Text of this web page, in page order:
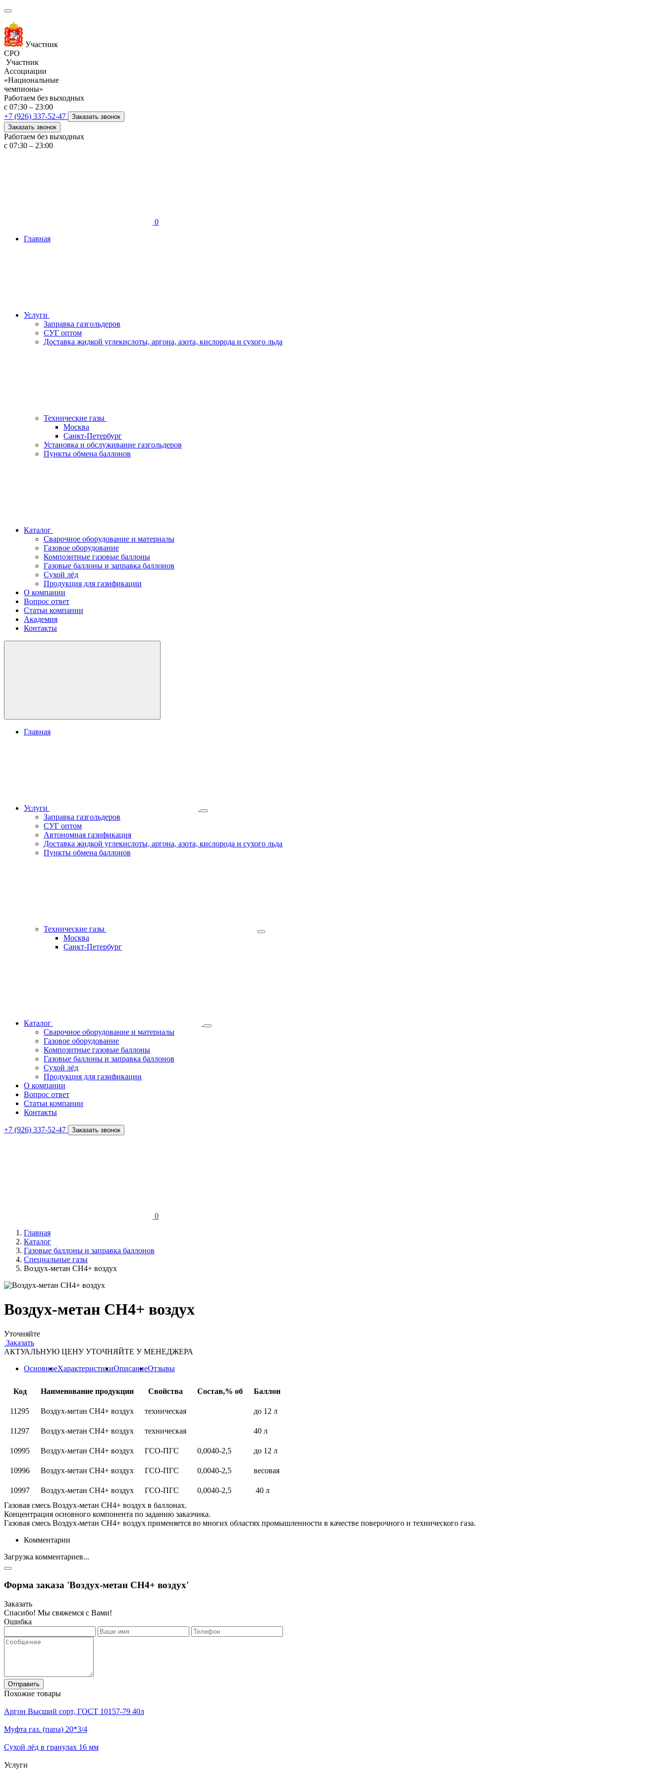
Участник
СРО
Участник
Ассоциации
«Национальные
чемпионы»
Работаем без выходных
с 07:30 – 23:00
+7 (926) 337-52-47
Заказать звонок
Заказать звонок
Работаем без выходных
с 07:30 – 23:00
0
Главная
Услуги
Заправка газгольдеров
СУГ оптом
Доставка жидкой углекислоты, аргона, азота, кислорода и сухого льда
Технические газы
Москва
Санкт-Петербург
Установка и обслуживание газгольдеров
Пункты обмена баллонов
Каталог
Сварочное оборудование и материалы
Газовое оборудование
Композитные газовые баллоны
Газовые баллоны и заправка баллонов
Сухой лёд
Продукция для газификации
О компании
Вопрос ответ
Статьи компании
Академия
Контакты
Главная
Услуги
Заправка газгольдеров
СУГ оптом
Автономная газификация
Доставка жидкой углекислоты, аргона, азота, кислорода и сухого льда
Пункты обмена баллонов
Технические газы
Москва
Санкт-Петербург
Каталог
Сварочное оборудование и материалы
Газовое оборудование
Композитные газовые баллоны
Газовые баллоны и заправка баллонов
Сухой лёд
Продукция для газификации
О компании
Вопрос ответ
Статьи компании
Контакты
+7 (926) 337-52-47 Заказать звонок
0
Главная
Каталог
Газовые баллоны и заправка баллонов
Специальные газы
Воздух-метан СН4+ воздух
Воздух-метан СН4+ воздух
Уточняйте
Заказать
АКТУАЛЬНУЮ ЦЕНУ УТОЧНЯЙТЕ У МЕНЕДЖЕРА
ОсновноеХарактеристикиОписаниеОтзывы
Код Наименование продукции Свойства Состав,% об Баллон
11295 Воздух-метан СН4+ воздух техническая до 12 л
11297 Воздух-метан СН4+ воздух техническая 40 л
10995 Воздух-метан СН4+ воздух ГСО-ПГС 0,0040-2,5 до 12 л
10996 Воздух-метан СН4+ воздух ГСО-ПГС 0,0040-2,5 весовая
10997 Воздух-метан СН4+ воздух ГСО-ПГС 0,0040-2,5
40 л
Газовая смесь Воздух-метан СН4+ воздух в баллонах.
Концентрация основного компонента по заданию заказчика.
Газовая смесь Воздух-метан СН4+ воздух применяется во многих областях промышленности в качестве поверочного и технического газа.
Комментарии
Загрузка комментариев...
Форма заказа 'Воздух-метан СН4+ воздух'
Заказать
Спасибо! Мы свяжемся с Вами!
Ошибка
Отправить
Похожие товары
Аргон Высший сорт, ГОСТ 10157-79 40л
Муфта газ. (папа) 20*3/4
Сухой лёд в гранулах 16 мм
Услуги